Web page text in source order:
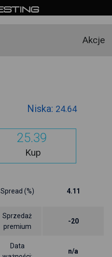
Akcje
Niska: 24.64
25.39
Kup
Spread (%) 4.11
Sprzedaż
premium
-20
Data
n/a